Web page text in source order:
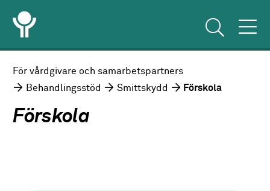
För vårdgivare och samarbetspartners
Behandlingsstöd
Smittskydd Förskola
Förskola